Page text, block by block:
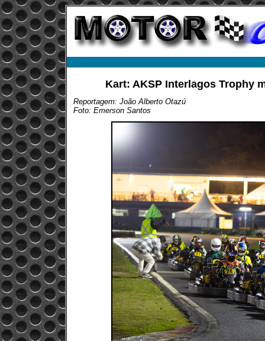
Kart: AKSP Interlagos Trophy
Reportagem: João Alberto Otazú
Foto: Emerson Santos